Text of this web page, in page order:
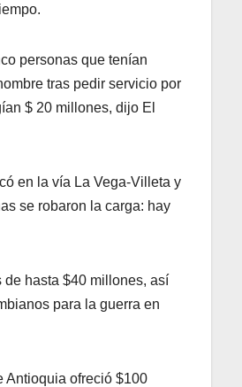
personas que tenían
tras pedir servicio por
$ 20 millones, dijo El
en la vía La Vega-Villeta y
se robaron la carga: hay
de hasta $40 millones, así
para la guerra en
Antioquia ofreció $100